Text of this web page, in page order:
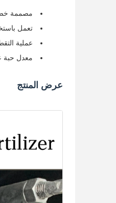
مصممة
تعمل
عملية
معدل حبة
عرض المنتج